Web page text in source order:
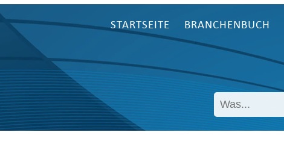
STARTSEITE BRANCHENBUCH